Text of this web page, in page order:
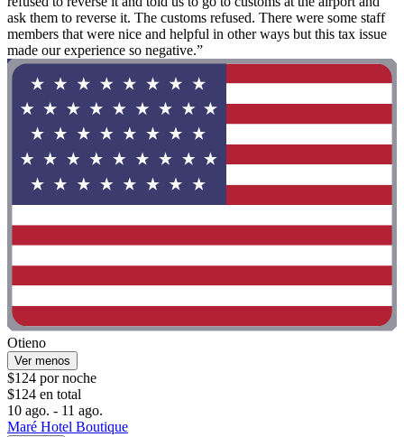
ask them to reverse it. The customs refused. There were some staff
members that were nice and helpful in other ways but this tax issue
made our experience so negative.”
Otieno
Ver menos
$124 por noche
$124 en total
10 ago. - 11 ago.
Maré Hotel Boutique